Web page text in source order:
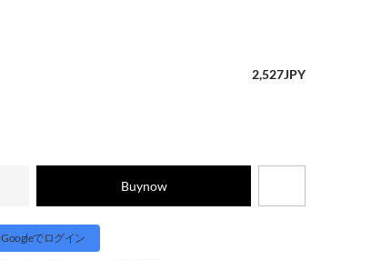
2,527JPY
Buynow
Googleでログイン